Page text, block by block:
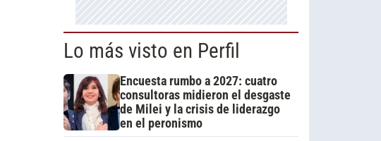
Lo más visto en Perfil
Encuesta rumbo a 2027: cuatro
consultoras midieron el desgaste
de Milei y la crisis de liderazgo
en el peronismo